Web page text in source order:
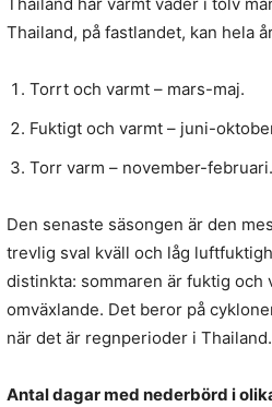
Thailand, på fastlandet, kan hela
Torrt och varmt – mars-maj.
Fuktigt och varmt – juni-
Torr varm – november-februari.
Den senaste säsongen är den
trevlig sval kväll och låg
distinkta: sommaren är fuktig och
omväxlande. Det beror på
när det är regnperioder i Thailand.
Antal dagar med nederbörd i